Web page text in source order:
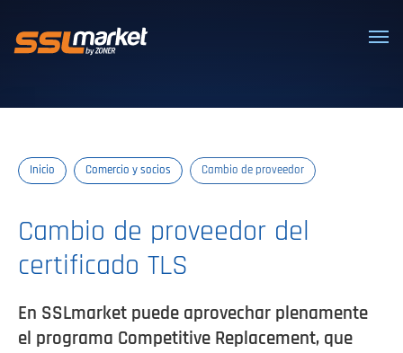
Certificados SSL/TLS confiables
Inicio Comercio y socios Cambio de proveedor
Cambio de proveedor del
certificado TLS
En SSLmarket puede aprovechar plenamente
el programa Competitive Replacement, que